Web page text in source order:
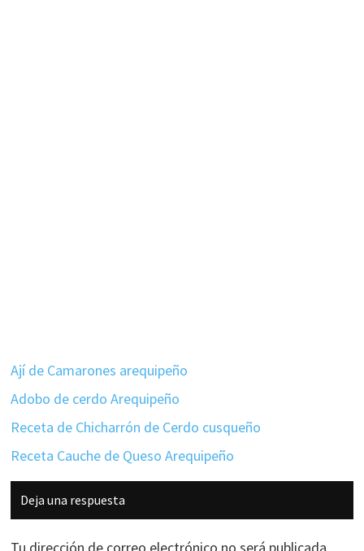
Ají de Camarones arequipeño
Adobo de cerdo Arequipeño
Receta de Chicharrón de Cerdo cusqueño
Receta Cauche de Queso Arequipeño
Interacciones
con
los
Deja una respuesta